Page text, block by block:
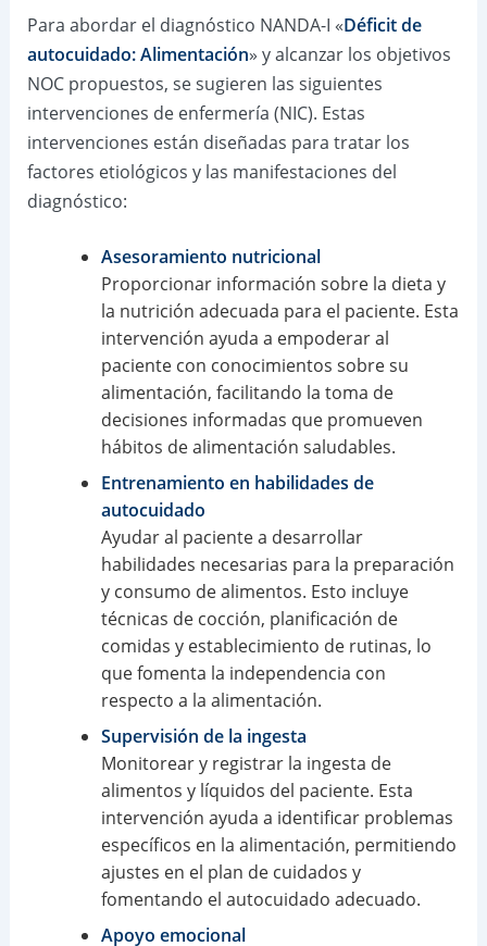
Para abordar el diagnóstico NANDA-I «Déficit de
autocuidado: Alimentación» y alcanzar los objetivos
NOC propuestos, se sugieren las siguientes
intervenciones de enfermería (NIC). Estas
intervenciones están diseñadas para tratar los
factores etiológicos y las manifestaciones del
diagnóstico:
Asesoramiento nutricional
Proporcionar información sobre la dieta y
la nutrición adecuada para el paciente. Esta
intervención ayuda a empoderar al
paciente con conocimientos sobre su
alimentación, facilitando la toma de
decisiones informadas que promueven
hábitos de alimentación saludables.
Entrenamiento en habilidades de
autocuidado
Ayudar al paciente a desarrollar
habilidades necesarias para la preparación
y consumo de alimentos. Esto incluye
técnicas de cocción, planificación de
comidas y establecimiento de rutinas, lo
que fomenta la independencia con
respecto a la alimentación.
Supervisión de la ingesta
Monitorear y registrar la ingesta de
alimentos y líquidos del paciente. Esta
intervención ayuda a identificar problemas
específicos en la alimentación, permitiendo
ajustes en el plan de cuidados y
fomentando el autocuidado adecuado.
Apoyo emocional